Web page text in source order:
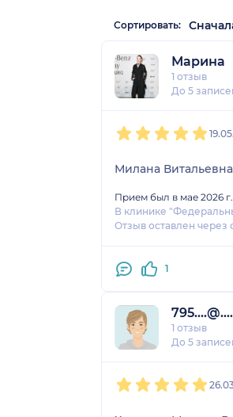
Сортировать:
Марина
1 отзыв
До 5
Милана
Прием был в мае 2026 г.
В клинике
Отзыв оставлен через
1
1 отзыв
До 5